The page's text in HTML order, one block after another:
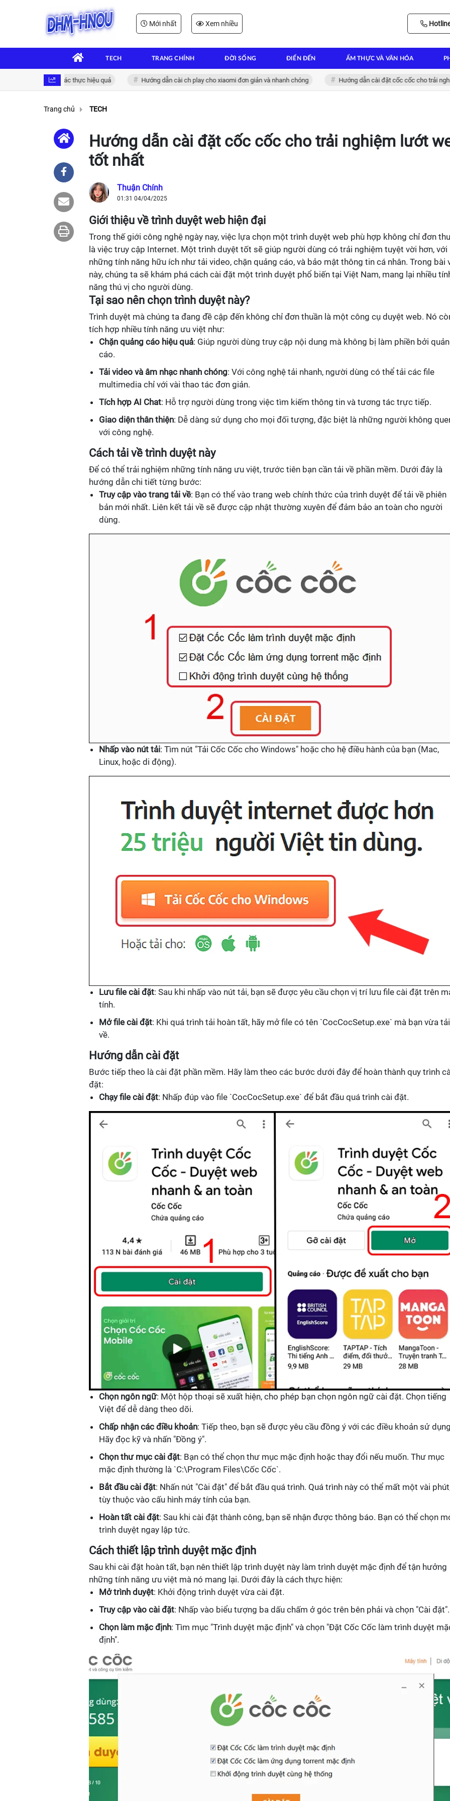
Mới nhất Xem nhiều
TECH TRANG CHÍNH ĐỜI SỐNG ĐIỂN ĐẾN ẨM THỰC VÀ VĂN HÓA
tử: Giải pháp xác thực hiệu quả Hướng dẫn cài ch play cho xiaomi đơn giản và nhanh chóng Hướng dẫn cài đặt cốc cốc cho trải
Trang chủ TECH
Hướng dẫn cài đặt cốc cốc cho trải nghiệm lướt
tốt nhất
Thuận Chính
01:31 04/04/2025
Giới thiệu về trình duyệt web hiện đại
Trong thế giới công nghệ ngày nay, việc lựa chọn một trình duyệt web phù hợp không chỉ đơn
là việc truy cập Internet. Một trình duyệt tốt sẽ giúp người dùng có trải nghiệm tuyệt vời hơn, với
những tính năng hữu ích như tải video, chặn quảng cáo, và bảo mật thông tin cá nhân. Trong bài
này, chúng ta sẽ khám phá cách cài đặt một trình duyệt phổ biến tại Việt Nam, mang lại nhiều
năng thú vị cho người dùng.
Tại sao nên chọn trình duyệt này?
Trình duyệt mà chúng ta đang đề cập đến không chỉ đơn thuần là một công cụ duyệt web. Nó
tích hợp nhiều tính năng ưu việt như:
Chặn quảng cáo hiệu quả: Giúp người dùng truy cập nội dung mà không bị làm phiền bởi
cáo.
Tải video và âm nhạc nhanh chóng: Với công nghệ tải nhanh, người dùng có thể tải các file
multimedia chỉ với vài thao tác đơn giản.
Tích hợp AI Chat: Hỗ trợ người dùng trong việc tìm kiếm thông tin và tương tác trực tiếp.
Giao diện thân thiện: Dễ dàng sử dụng cho mọi đối tượng, đặc biệt là những người không
với công nghệ.
Cách tải về trình duyệt này
Để có thể trải nghiệm những tính năng ưu việt, trước tiên bạn cần tải về phần mềm. Dưới đây là
hướng dẫn chi tiết từng bước:
Truy cập vào trang tải về: Bạn có thể vào trang web chính thức của trình duyệt để tải về phiên
bản mới nhất. Liên kết tải về sẽ được cập nhật thường xuyên để đảm bảo an toàn cho người
dùng.
Nhấp vào nút tải: Tìm nút "Tải Cốc Cốc cho Windows" hoặc cho hệ điều hành của bạn (Mac,
Linux, hoặc di động).
Lưu file cài đặt: Sau khi nhấp vào nút tải, bạn sẽ được yêu cầu chọn vị trí lưu file cài đặt trên
tính.
Mở file cài đặt: Khi quá trình tải hoàn tất, hãy mở file có tên `CocCocSetup.exe` mà bạn vừa tải
về.
Hướng dẫn cài đặt
Bước tiếp theo là cài đặt phần mềm. Hãy làm theo các bước dưới đây để hoàn thành quy trình
đặt:
Chạy file cài đặt: Nhấp đúp vào file `CocCocSetup.exe` để bắt đầu quá trình cài đặt.
Chọn ngôn ngữ: Một hộp thoại sẽ xuất hiện, cho phép bạn chọn ngôn ngữ cài đặt. Chọn tiếng
Việt để dễ dàng theo dõi.
Chấp nhận các điều khoản: Tiếp theo, bạn sẽ được yêu cầu đồng ý với các điều khoản sử
Hãy đọc kỹ và nhấn "Đồng ý".
Chọn thư mục cài đặt: Bạn có thể chọn thư mục mặc định hoặc thay đổi nếu muốn. Thư mục
mặc định thường là `C:\Program Files\Cốc Cốc`.
Bắt đầu cài đặt: Nhấn nút "Cài đặt" để bắt đầu quá trình. Quá trình này có thể mất một vài
tùy thuộc vào cấu hình máy tính của bạn.
Hoàn tất cài đặt: Sau khi cài đặt thành công, bạn sẽ nhận được thông báo. Bạn có thể chọn
trình duyệt ngay lập tức.
Cách thiết lập trình duyệt mặc định
Sau khi cài đặt hoàn tất, bạn nên thiết lập trình duyệt này làm trình duyệt mặc định để tận hưởng
những tính năng ưu việt mà nó mang lại. Dưới đây là cách thực hiện:
Mở trình duyệt: Khởi động trình duyệt vừa cài đặt.
Truy cập vào cài đặt: Nhấp vào biểu tượng ba dấu chấm ở góc trên bên phải và chọn "Cài đặt".
Chọn làm mặc định: Tìm mục "Trình duyệt mặc định" và chọn "Đặt Cốc Cốc làm trình duyệt
định".